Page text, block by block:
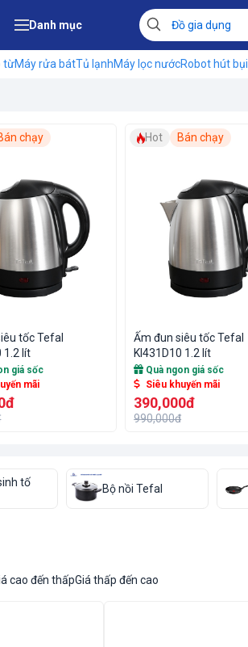
Danh mục
từMáy rửa bátTủ lạnhMáy lọc nướcRobot hút bụi
chạy
tốc Tefal
1.2 lít
giá sốc
mãi
Hot Bán chạy
Ấm đun siêu tốc Tefal
KI431D10 1.2 lít
Quà ngon giá sốc
Siêu khuyến mãi
390,000đ
990,000đ
tố
Bộ nồi Tefal
cao đến thấpGiá thấp đến cao